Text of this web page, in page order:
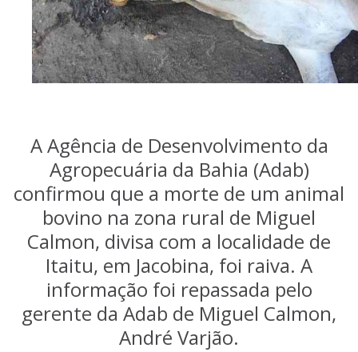
A Agência de Desenvolvimento da
Agropecuária da Bahia (Adab)
confirmou que a morte de um animal
bovino na zona rural de Miguel
Calmon, divisa com a localidade de
Itaitu, em Jacobina, foi raiva. A
informação foi repassada pelo
gerente da Adab de Miguel Calmon,
André Varjão.